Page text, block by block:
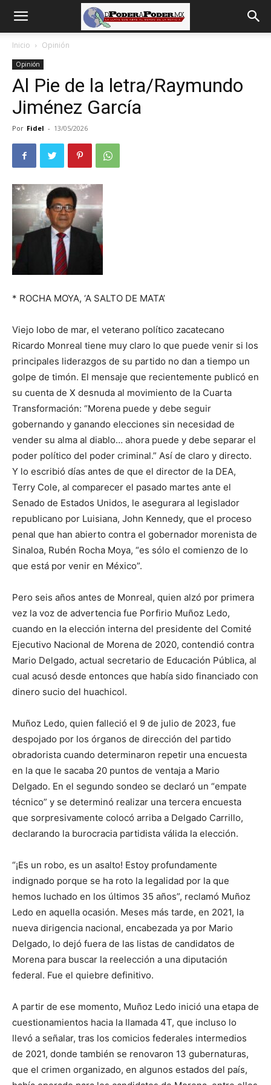
poder
Poder
Inicio Opinión
Opinión
Al Pie de la letra/Raymundo
Jiménez García
Por Fidel - 13/05/2026
* ROCHA MOYA, ‘A SALTO DE MATA’
Viejo lobo de mar, el veterano político zacatecano
Ricardo Monreal tiene muy claro lo que puede venir si los
principales liderazgos de su partido no dan a tiempo un
golpe de timón. El mensaje que recientemente publicó en
su cuenta de X desnuda al movimiento de la Cuarta
Transformación: “Morena puede y debe seguir
gobernando y ganando elecciones sin necesidad de
vender su alma al diablo… ahora puede y debe separar el
poder político del poder criminal.” Así de claro y directo.
Y lo escribió días antes de que el director de la DEA,
Terry Cole, al comparecer el pasado martes ante el
Senado de Estados Unidos, le asegurara al legislador
republicano por Luisiana, John Kennedy, que el proceso
penal que han abierto contra el gobernador morenista de
Sinaloa, Rubén Rocha Moya, “es sólo el comienzo de lo
que está por venir en México”.
Pero seis años antes de Monreal, quien alzó por primera
vez la voz de advertencia fue Porfirio Muñoz Ledo,
cuando en la elección interna del presidente del Comité
Ejecutivo Nacional de Morena de 2020, contendió contra
Mario Delgado, actual secretario de Educación Pública, al
cual acusó desde entonces que había sido financiado con
dinero sucio del huachicol.
Muñoz Ledo, quien falleció el 9 de julio de 2023, fue
despojado por los órganos de dirección del partido
obradorista cuando determinaron repetir una encuesta
en la que le sacaba 20 puntos de ventaja a Mario
Delgado. En el segundo sondeo se declaró un “empate
técnico” y se determinó realizar una tercera encuesta
que sorpresivamente colocó arriba a Delgado Carrillo,
declarando la burocracia partidista válida la elección.
“¡Es un robo, es un asalto! Estoy profundamente
indignado porque se ha roto la legalidad por la que
hemos luchado en los últimos 35 años”, reclamó Muñoz
Ledo en aquella ocasión. Meses más tarde, en 2021, la
nueva dirigencia nacional, encabezada ya por Mario
Delgado, lo dejó fuera de las listas de candidatos de
Morena para buscar la reelección a una diputación
federal. Fue el quiebre definitivo.
A partir de ese momento, Muñoz Ledo inició una etapa de
cuestionamientos hacia la llamada 4T, que incluso lo
llevó a señalar, tras los comicios federales intermedios
de 2021, donde también se renovaron 13 gubernaturas,
que el crimen organizado, en algunos estados del país,